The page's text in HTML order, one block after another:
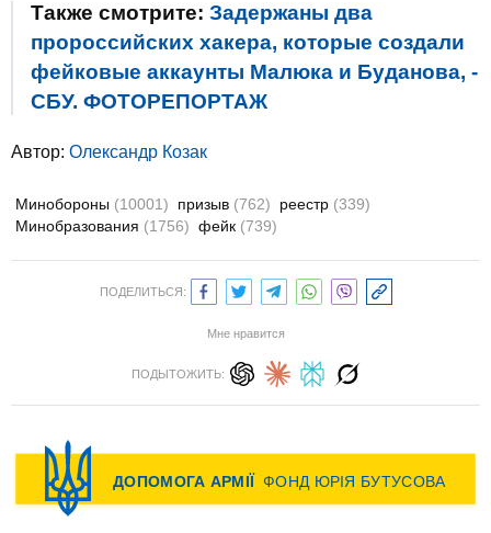
Также смотрите: Задержаны два
пророссийских хакера, которые создали
фейковые аккаунты Малюка и Буданова, -
СБУ. ФОТОРЕПОРТАЖ
Автор: Олександр Козак
Минобороны (10001) призыв (762) реестр (339)
Минобразования (1756) фейк (739)
ПОДЕЛИТЬСЯ:
Мне нравится
ПОДЫТОЖИТЬ: